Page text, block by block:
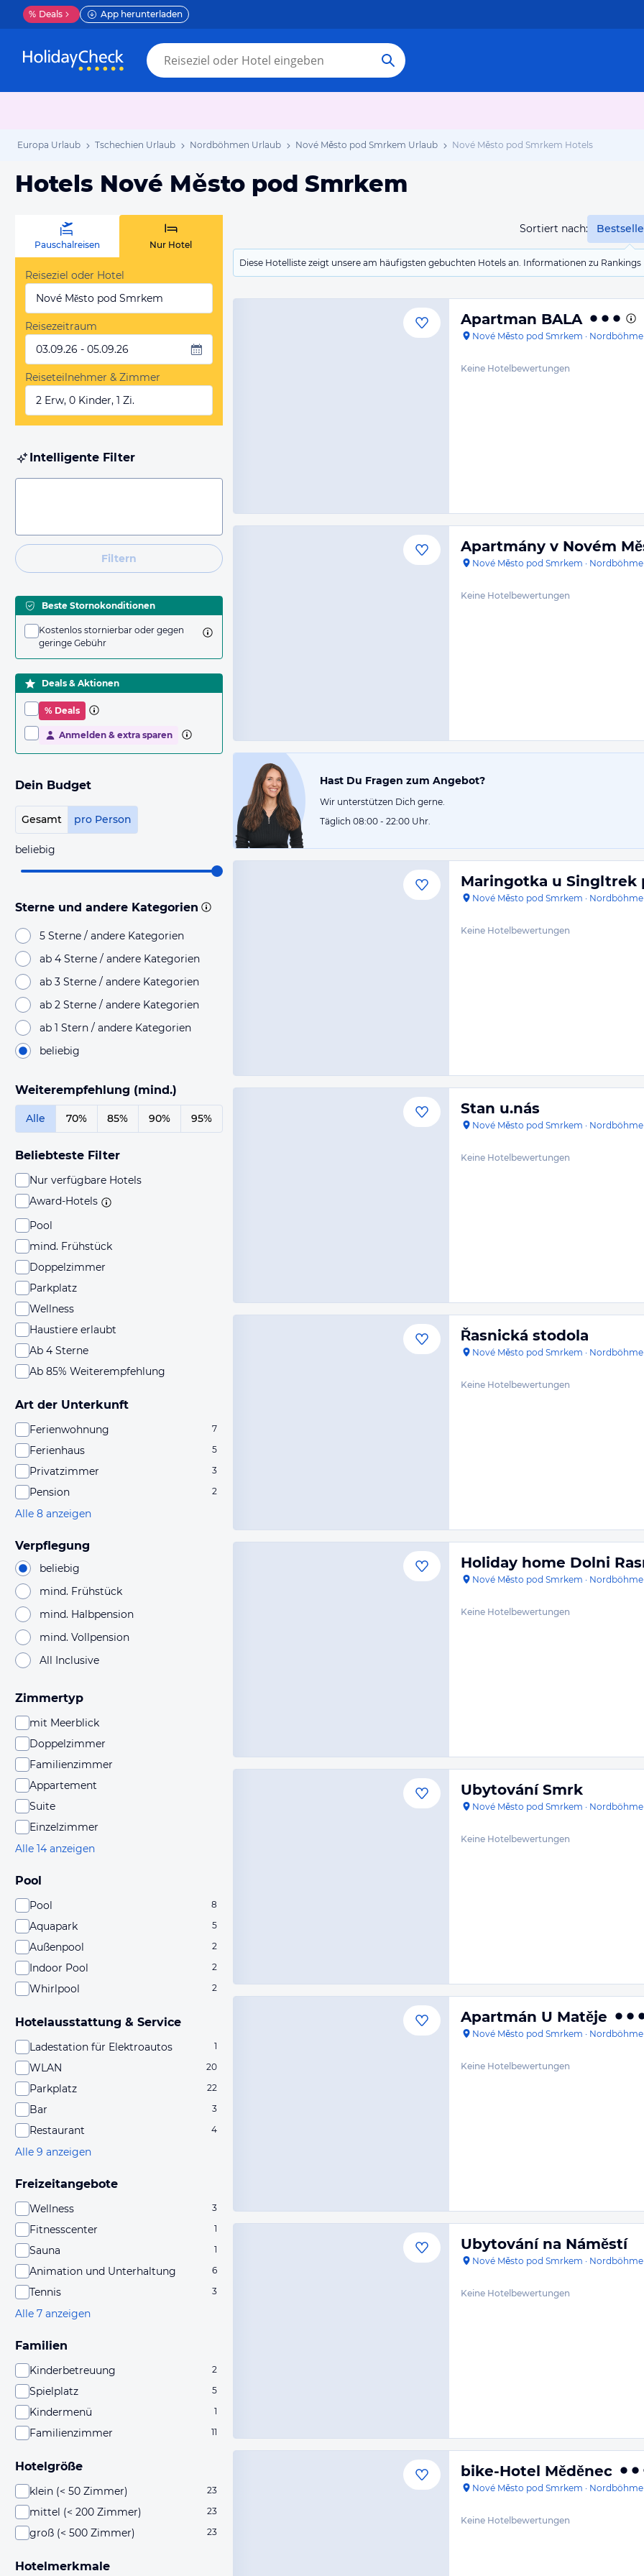
% Deals App herunterladen
Europa Urlaub Tschechien Urlaub Nordböhmen Urlaub Nové Město pod Smrkem Urlaub Nové Město pod Smrkem Hotels
Hotels Nové Město pod Smrkem
Sortiert nach:
Diese Hotelliste zeigt unsere am häufigsten gebuchten Hotels an. Informationen zu
Pauschalreisen Nur Hotel
Reiseziel oder Hotel
Nové Město pod Smrkem
Reisezeitraum
03.09.26 - 05.09.26
Reiseteilnehmer & Zimmer
2 Erw, 0 Kinder, 1 Zi.
Intelligente Filter
Filtern
Beste Stornokonditionen
Kostenlos stornierbar oder gegen
geringe Gebühr
Deals & Aktionen
% Deals
Anmelden & extra sparen
Dein Budget
Gesamt pro Person
beliebig
Sterne und andere Kategorien
5 Sterne / andere Kategorien
ab 4 Sterne / andere Kategorien
ab 3 Sterne / andere Kategorien
ab 2 Sterne / andere Kategorien
ab 1 Stern / andere Kategorien
beliebig
Weiterempfehlung (mind.)
Alle 70% 85% 90% 95%
Beliebteste Filter
Nur verfügbare Hotels
Award-Hotels
Pool
mind. Frühstück
Doppelzimmer
Parkplatz
Wellness
Haustiere erlaubt
Ab 4 Sterne
Ab 85% Weiterempfehlung
Art der Unterkunft
Ferienwohnung 7
Ferienhaus 5
Privatzimmer 3
Pension 2
Alle 8 anzeigen
Verpflegung
beliebig
mind. Frühstück
mind. Halbpension
mind. Vollpension
All Inclusive
Zimmertyp
mit Meerblick
Doppelzimmer
Familienzimmer
Appartement
Suite
Einzelzimmer
Alle 14 anzeigen
Pool
Pool 8
Aquapark 5
Außenpool 2
Indoor Pool 2
Whirlpool 2
Hotelausstattung & Service
Ladestation für Elektroautos 1
WLAN 20
Parkplatz 22
Bar 3
Restaurant 4
Alle 9 anzeigen
Freizeitangebote
Wellness 3
Fitnesscenter 1
Sauna 1
Animation und Unterhaltung 6
Tennis 3
Alle 7 anzeigen
Familien
Kinderbetreuung 2
Spielplatz 5
Kindermenü 1
Familienzimmer 11
Hotelgröße
klein (< 50 Zimmer) 23
mittel (< 200 Zimmer) 23
groß (< 500 Zimmer) 23
Hotelmerkmale
Apartman BALA
Nové Město pod Smrkem ·
Keine Hotelbewertungen
Apartmány v Novém
Nové Město pod Smrkem ·
Keine Hotelbewertungen
Hast Du Fragen zum Angebot?
Wir unterstützen Dich gerne.
Täglich 08:00 - 22:00 Uhr.
Maringotka u Singltrek
Nové Město pod Smrkem ·
Keine Hotelbewertungen
Stan u.nás
Nové Město pod Smrkem ·
Keine Hotelbewertungen
Řasnická stodola
Nové Město pod Smrkem ·
Keine Hotelbewertungen
Holiday home Dolni
Nové Město pod Smrkem ·
Keine Hotelbewertungen
Ubytování Smrk
Nové Město pod Smrkem ·
Keine Hotelbewertungen
Apartmán U Matěje
Nové Město pod Smrkem ·
Keine Hotelbewertungen
Ubytování na Náměstí
Nové Město pod Smrkem ·
Keine Hotelbewertungen
bike-Hotel Měděnec
Nové Město pod Smrkem ·
Keine Hotelbewertungen